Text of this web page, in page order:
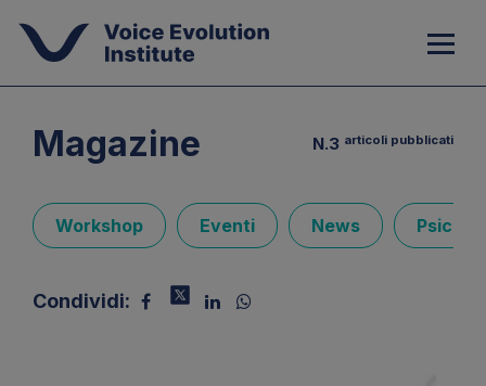
Magazine N.3 articoli pubblicati
Workshop Eventi News
Condividi: